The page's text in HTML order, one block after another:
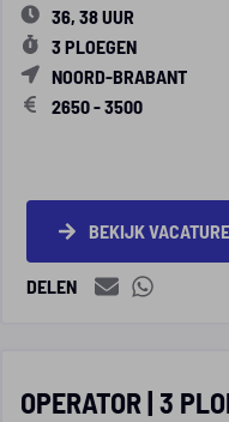
36, 38 UUR
3 PLOEGEN
NOORD-BRABANT
2650 - 3500
BEKIJK VACATURE
DELEN
OPERATOR | 3